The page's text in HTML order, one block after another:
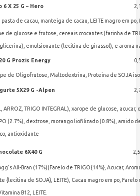
X 25 G – Hero
pasta de cacau, manteiga de cacau, LEITE magro
de glucose e frutose, cereais crocantes (farinha de
emulsionante (lecitina de girassol), e aroma
G Prozis Energy
de Oligofrutose, Maltodextrina, Proteina de SOJA
5X29 G -Alpen
ARROZ, TRIGO INTEGRAL), xarope de glucose,
(2.7%), dextrose, morango liofilizado (0.8%), amido
antioxidante
6X40 G
All-Bran (17%)(Farelo de TRIGO{14%}, Acucar,
{lecitina de SOJA}, LEITE), Cacau magro em po,
B12, LEITE.